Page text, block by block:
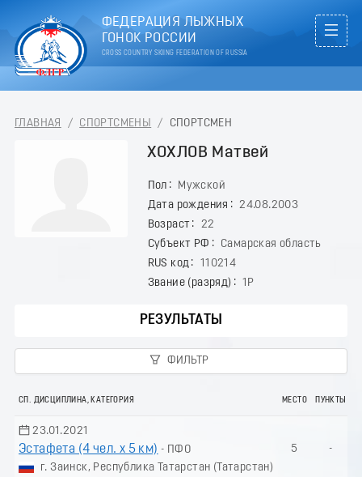
ФЕДЕРАЦИЯ ЛЫЖНЫХ
ГОНОК РОССИИ
CROSS COUNTRY SKIING FEDERATION OF RUSSIA
ГЛАВНАЯ / СПОРТСМЕНЫ / СПОРТСМЕН
ХОХЛОВ Матвей
Пол
Мужской
Дата рождения
24.08.2003
Возраст
22
Субъект РФ
Самарская область
RUS код
110214
Звание (разряд)
1Р
РЕЗУЛЬТАТЫ
ФИЛЬТР
СП. ДИСЦИПЛИНА, КАТЕГОРИЯ МЕСТО ПУНКТЫ
23.01.2021
Эстафета (4 чел. х 5 км) - ПФО
г. Заинск, Республика Татарстан (Татарстан)
5 -